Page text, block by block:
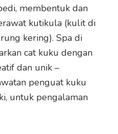
membentuk dan
kutikula (kulit di
kering). Spa di
cat kuku dengan
dan unik –
penguat kuku
untuk pengalaman